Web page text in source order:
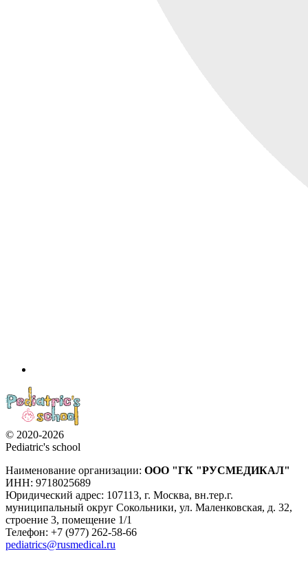
© 2020-2026
Pediatric's school
Наименование организации: ООО "ГК "РУСМЕДИКАЛ"
ИНН: 9718025689
Юридический адрес: 107113, г. Москва, вн.тер.г.
муниципальный округ Сокольники, ул. Маленковская, д. 32,
строение 3, помещение 1/1
Телефон: +7 (977) 262-58-66
pediatrics@rusmedical.ru